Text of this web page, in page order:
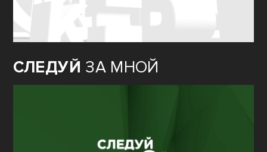
СЛЕДУЙ ЗА МНОЙ